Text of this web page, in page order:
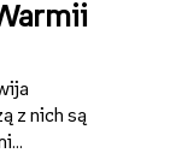
z nich są